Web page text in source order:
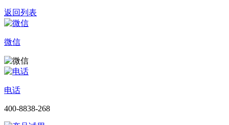
返回列表
微信
电话
400-8838-268